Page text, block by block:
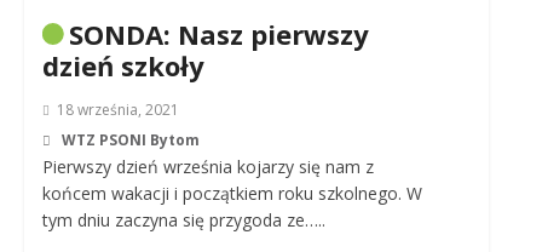
SONDA: Nasz pierwszy
dzień szkoły
18 września, 2021
WTZ PSONI Bytom
Pierwszy dzień września kojarzy się nam z
końcem wakacji i początkiem roku szkolnego. W
tym dniu zaczyna się przygoda ze…..